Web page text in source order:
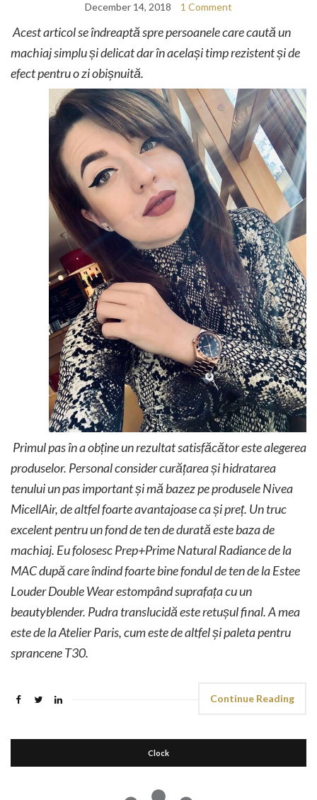
December 14, 2018 1 Comment
Acest articol se îndreaptă spre persoanele care caută un
machiaj simplu și delicat dar în același timp rezistent și de
efect pentru o zi obișnuită.
Primul pas în a obține un rezultat satisfăcător este alegerea
produselor. Personal consider curățarea și hidratarea
tenului un pas important și mă bazez pe produsele Nivea
MicellAir, de altfel foarte avantajoase ca și preț. Un truc
excelent pentru un fond de ten de durată este baza de
machiaj. Eu folosesc Prep+Prime Natural Radiance de la
MAC după care îndind foarte bine fondul de ten de la Estee
Louder Double Wear estompând suprafața cu un
beautyblender. Pudra translucidă este retușul final. A mea
este de la Atelier Paris, cum este de altfel și paleta pentru
sprancene T30.
Continue Reading
Clock